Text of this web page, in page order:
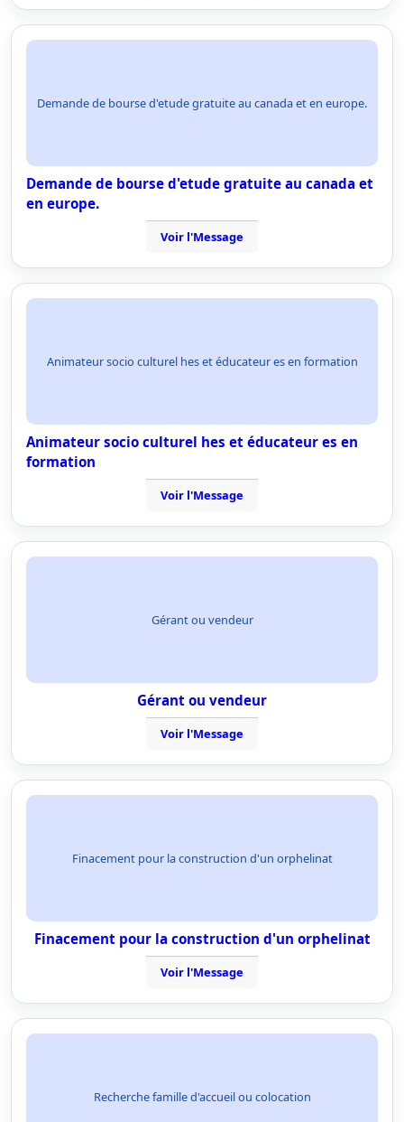
Demande de bourse d'etude gratuite au canada et en europe.
Demande de bourse d'etude gratuite au canada et
en europe.
Voir l'Message
Animateur socio culturel hes et éducateur es en formation
Animateur socio culturel hes et éducateur es en
formation
Voir l'Message
Gérant ou vendeur
Gérant ou vendeur
Voir l'Message
Finacement pour la construction d'un orphelinat
Finacement pour la construction d'un orphelinat
Voir l'Message
Recherche famille d'accueil ou colocation